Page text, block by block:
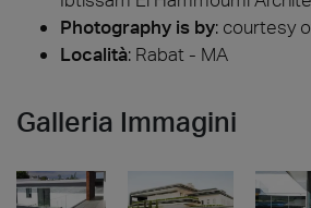
Photography is by: courtesy
Località: Rabat - MA
Galleria Immagini